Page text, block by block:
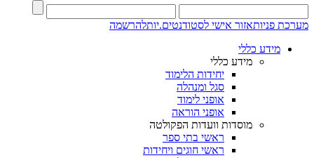
מערכת פניותאזור אישי לסטודנטים.יותלהרשמה
מידע כללי
מידע כללי
יחידות הלימוד
סגל ומנהלה
אופני לימוד
אופני הוראה
מוסדות וועדות הפקולטה
ראשי בתי ספר
ראשי חוגים ויחידות